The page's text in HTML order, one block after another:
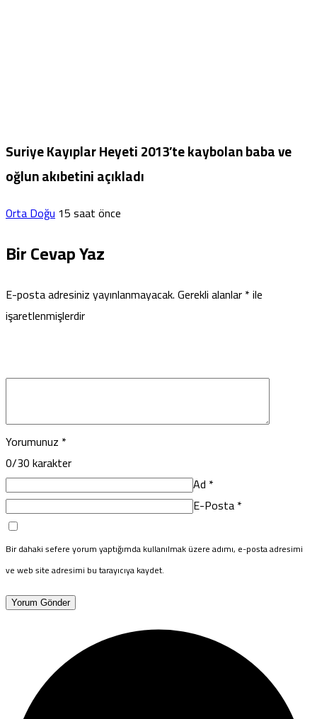
Suriye Kayıplar Heyeti 2013’te kaybolan baba ve
oğlun akıbetini açıkladı
Orta Doğu15 saat önce
Bir Cevap Yaz
E-posta adresiniz yayınlanmayacak.Gerekli alanlar*ile
işaretlenmişlerdir
Yorumunuz *
0/30 karakter
Ad *
E-Posta*
Bir dahaki sefere yorum yaptığımda kullanılmak üzere adımı, e-posta adresimi
ve web site adresimi bu tarayıcıya kaydet.
Yorum Gönder